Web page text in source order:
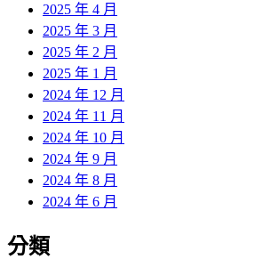
2025 年 4 月
2025 年 3 月
2025 年 2 月
2025 年 1 月
2024 年 12 月
2024 年 11 月
2024 年 10 月
2024 年 9 月
2024 年 8 月
2024 年 6 月
分類